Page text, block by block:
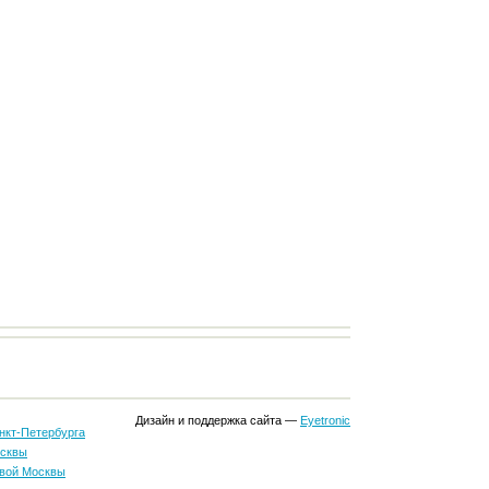
Петербурга
Москвы
Дизайн и поддержка сайта — Eyetronic